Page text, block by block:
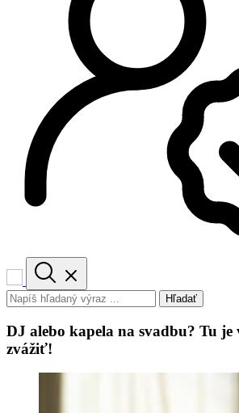
Hľadať
DJ alebo kapela na svadbu? Tu je
zvážiť!